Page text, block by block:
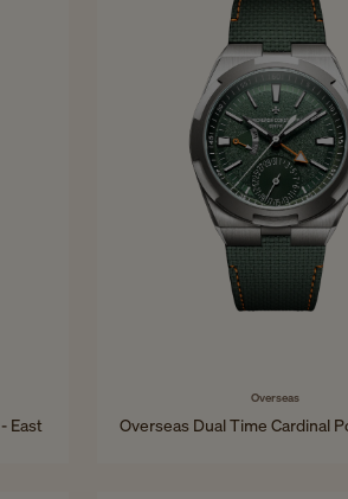
East
Overseas
Overseas Dual Time Cardinal